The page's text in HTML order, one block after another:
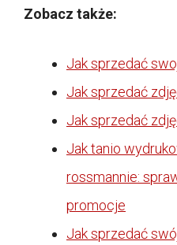
Zobacz także:
Jak sprzedać
Jak sprzedać
Jak sprzedać
Jak tanio
rossmannie:
promocje
Jak sprzedać